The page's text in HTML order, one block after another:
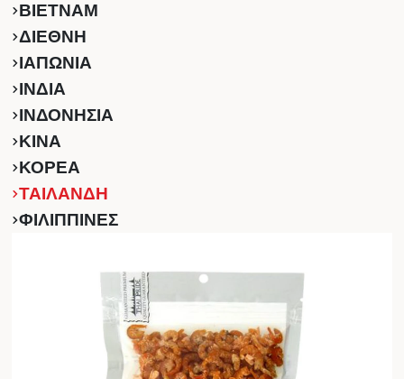
ΒΙΕΤΝΑΜ
ΔΙΕΘΝΗ
ΙΑΠΩΝΙΑ
ΙΝΔΙΑ
ΙΝΔΟΝΗΣΙΑ
ΚINA
ΚΟΡΕΑ
ΤΑΙΛΑΝΔΗ
ΦΙΛΙΠΠΙΝΕΣ